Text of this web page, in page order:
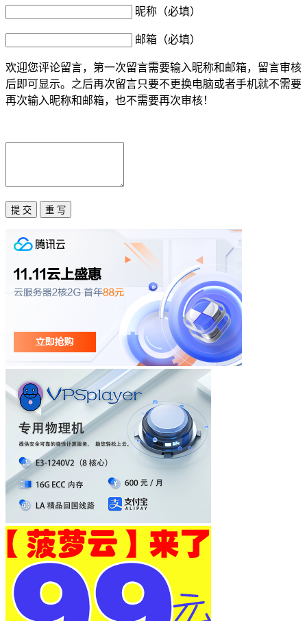
昵称（必填）
邮箱（必填）
欢迎您评论留言，第一次留言需要输入昵称和邮箱，留言审核
后即可显示。之后再次留言只要不更换电脑或者手机就不需要
再次输入昵称和邮箱，也不需要再次审核！